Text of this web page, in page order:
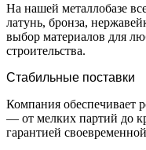
На нашей металлобазе
латунь, бронза,
выбор материалов для
строительства.
Стабильные поставки
Компания обеспечивает
— от мелких партий до
гарантией